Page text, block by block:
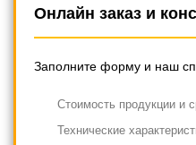
Онлайн заказ и
Заполните форму и наш
Cтоимость продукции и
Технические